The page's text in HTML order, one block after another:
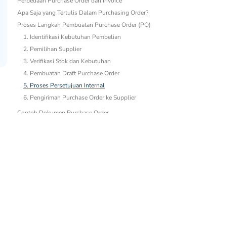
Apa Saja yang Tertulis Dalam Purchasing Order?
Proses Langkah Pembuatan Purchase Order (PO)
1. Identifikasi Kebutuhan Pembelian
2. Pemilihan Supplier
3. Verifikasi Stok dan Kebutuhan
4. Pembuatan Draft Purchase Order
5. Proses Persetujuan Internal
6. Pengiriman Purchase Order ke Supplier
Contoh Dokumen Purchase Order